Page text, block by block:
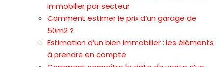
immobilier par secteur
Comment estimer le prix d’un garage de
50m2 ?
Estimation d’un bien immobilier : les éléments
à prendre en compte